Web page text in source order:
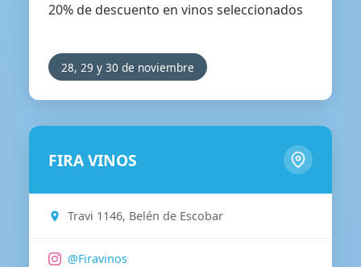
20% de descuento en vinos seleccionados
28, 29 y 30 de noviembre
FIRA VINOS
Travi 1146, Belén de Escobar
@Firavinos